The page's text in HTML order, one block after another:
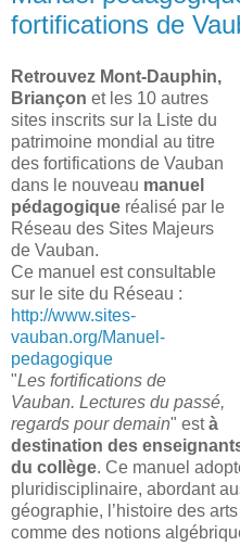
fortifications de
Retrouvez Mont-Dauphin,
Briançon et les 10 autres
sites inscrits sur la Liste du
patrimoine mondial au titre
des fortifications de Vauban
dans le nouveau manuel
pédagogique réalisé par le
Réseau des Sites Majeurs
de Vauban.
Ce manuel est consultable
sur le site du Réseau :
http://www.sites-
vauban.org/Manuel-
pedagogique
"Les fortifications de
Vauban. Lectures du passé,
regards pour demain" està
destination des
du collège. Ce manuel
pluridisciplinaire, abordant
géographie, l’histoire des
comme des notions